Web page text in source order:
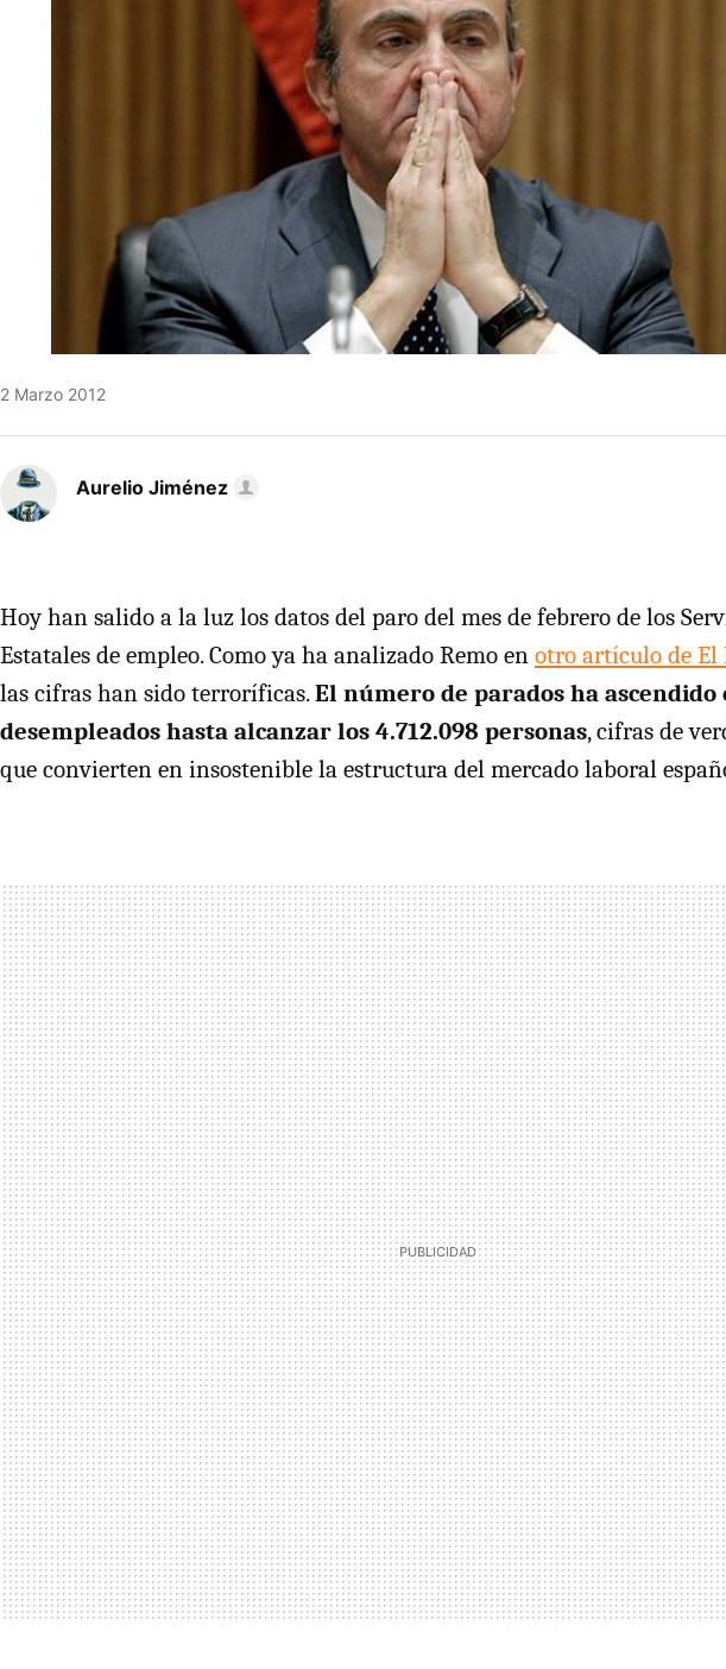
2 Marzo 2012
Aurelio Jiménez
Hoy han salido a la luz los datos del paro del mes de febrero de los
Estatales de empleo. Como ya ha analizado Remo en otro artículo de El
las cifras han sido terroríficas.El número de parados ha ascendido
desempleados hasta alcanzar los 4.712.098 personas, cifras de
que convierten en insostenible la estructura del mercado laboral